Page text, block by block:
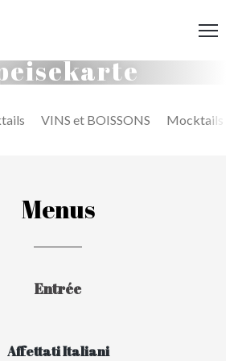
VINS et BOISSONS Mocktails
Menus
Entrée
Affettati Italiani